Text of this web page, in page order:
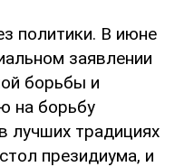
политики. В июне
заявлении
борьбы и
на борьбу
лучших традициях
президиума, и